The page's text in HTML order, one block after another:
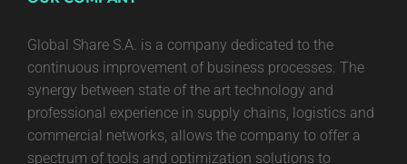
Global Share S.A. is a company dedicated to the
continuous improvement of business processes. The
synergy between state of the art technology and
professional experience in supply chains, logistics and
commercial networks, allows the company to offer a
spectrum of tools and optimization solutions to